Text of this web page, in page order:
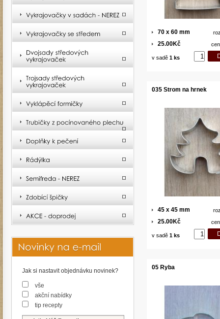
70 x 60 mm
25.00Kč
v sadě 1 ks
035 Strom na hrnek
45 x 45 mm
25.00Kč
v sadě 1 ks
05 Ryba
Jak si nastavit objednávku novinek?
vše
akční nabídky
tip recepty